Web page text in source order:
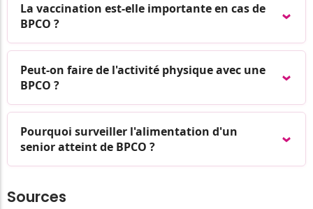
La vaccination est-elle importante en cas de
BPCO ?
Peut-on faire de l'activité physique avec une
BPCO ?
Pourquoi surveiller l'alimentation d'un
senior atteint de BPCO ?
Sources